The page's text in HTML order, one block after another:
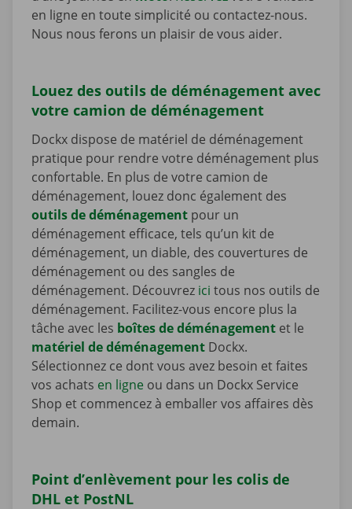
en ligne en toute simplicité ou contactez-nous.
Nous nous ferons un plaisir de vous aider.
Louez des outils de déménagement avec
votre camion de déménagement
Dockx dispose de matériel de déménagement
pratique pour rendre votre déménagement plus
confortable. En plus de votre camion de
déménagement, louez donc également des
outils de déménagement pour un
déménagement efficace, tels qu’un kit de
déménagement, un diable, des couvertures de
déménagement ou des sangles de
déménagement. Découvrez ici tous nos outils de
déménagement. Facilitez-vous encore plus la
tâche avec les boîtes de déménagement et le
matériel de déménagement Dockx.
Sélectionnez ce dont vous avez besoin et faites
vos achats en ligne ou dans un Dockx Service
Shop et commencez à emballer vos affaires dès
demain.
Point d’enlèvement pour les colis de
DHL et PostNL